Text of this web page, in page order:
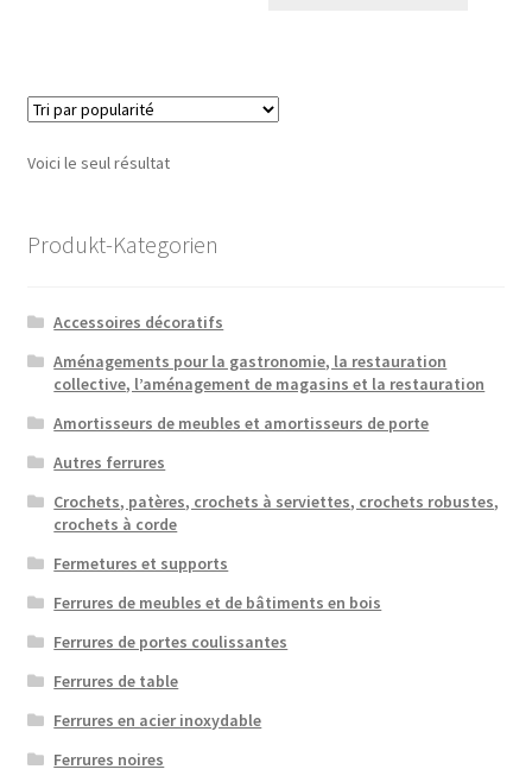
Voici le seul résultat
Produkt-Kategorien
Accessoires décoratifs
Aménagements pour la gastronomie, la restauration
collective, l’aménagement de magasins et la restauration
Amortisseurs de meubles et amortisseurs de porte
Autres ferrures
Crochets, patères, crochets à serviettes, crochets robustes,
crochets à corde
Fermetures et supports
Ferrures de meubles et de bâtiments en bois
Ferrures de portes coulissantes
Ferrures de table
Ferrures en acier inoxydable
Ferrures noires